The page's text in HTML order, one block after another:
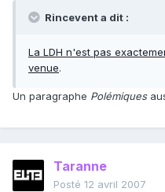
Rincevent a dit :
La LDH n'est pas
venue.
Un paragraphe Polémiques
Taranne
Posté 12 avril 2007